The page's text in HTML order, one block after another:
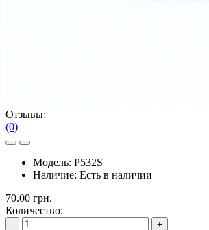
Отзывы:
(0)
Модель: P532S
Наличие: Есть в наличии
70.00 грн.
Количество:
-
+